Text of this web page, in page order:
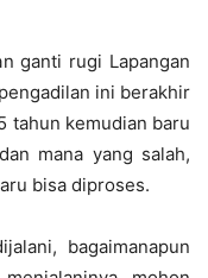
ganti rugi Lapangan
ini berakhir
tahun kemudian baru
mana yang salah,
bisa diproses.
bagaimanapun